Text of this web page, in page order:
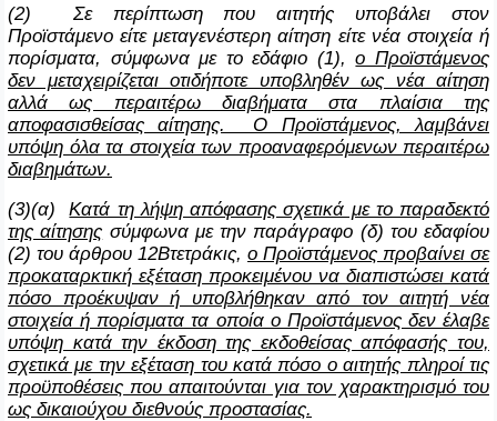
(2) Σε περίπτωση που αιτητής υποβάλει στον
Προϊστάμενο είτε μεταγενέστερη αίτηση είτε νέα στοιχεία ή
πορίσματα, σύμφωνα με το εδάφιο (1),ο Προϊστάμενος
δεν μεταχειρίζεται οτιδήποτε υποβληθέν ως νέα αίτηση
αλλά ως περαιτέρω διαβήματα στα πλαίσια της
αποφασισθείσας αίτησης. Ο Προϊστάμενος, λαμβάνει
υπόψη όλα τα στοιχεία των προαναφερόμενων περαιτέρω
διαβημάτων.
(3)(α)Κατά τη λήψη απόφασης σχετικά με το παραδεκτό
της αίτησης σύμφωνα με την παράγραφο (δ) του εδαφίου
(2) του άρθρου 12Βτετράκις, ο Προϊστάμενος προβαίνει σε
προκαταρκτική εξέταση προκειμένου να διαπιστώσει κατά
πόσο προέκυψαν ή υποβλήθηκαν από τον αιτητή νέα
στοιχεία ή πορίσματα τα οποία ο Προϊστάμενος δεν έλαβε
υπόψη κατά την έκδοση της εκδοθείσας απόφασής του,
σχετικά με την εξέταση του κατά πόσο ο αιτητής πληροί τις
προϋποθέσεις που απαιτούνται για τον χαρακτηρισμό του
ως δικαιούχου διεθνούς προστασίας.